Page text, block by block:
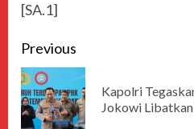
[SA.1]
Previous
Kapolri
Jokowi